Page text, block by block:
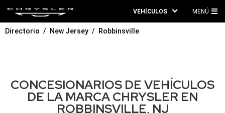
VEHÍCULOS MENÚ
Directorio New Jersey Robbinsville
CONCESIONARIOS DE VEHÍCULOS
DE LA MARCA CHRYSLER EN
ROBBINSVILLE, NJ